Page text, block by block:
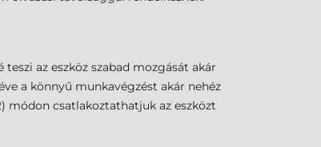
az eszköz szabad mozgását akár
a könnyű munkavégzést akár nehéz
módon csatlakoztathatjuk az eszközt